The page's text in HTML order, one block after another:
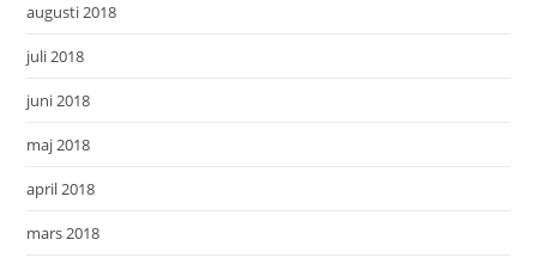
augusti 2018
juli 2018
juni 2018
maj 2018
april 2018
mars 2018